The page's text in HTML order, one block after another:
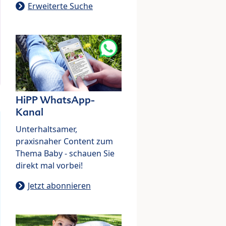
Erweiterte Suche
HiPP WhatsApp-
Kanal
Unterhaltsamer,
praxisnaher Content zum
Thema Baby - schauen Sie
direkt mal vorbei!
Jetzt abonnieren